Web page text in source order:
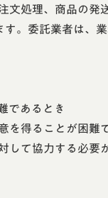
処理、商品の発
。委託業者は、
であるとき
得ることが困難
て協力する必要